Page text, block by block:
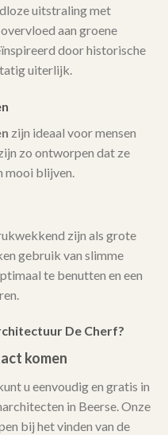
uitstraling met
aan groene
door historische
uiterlijk.
zijn ideaal voor mensen
zo ontworpen dat ze
mooi blijven.
zijn als grote
gebruik van slimme
te benutten en een
De Cherf?
komen
u eenvoudig en gratis in
in Beerse. Onze
bij het vinden van de